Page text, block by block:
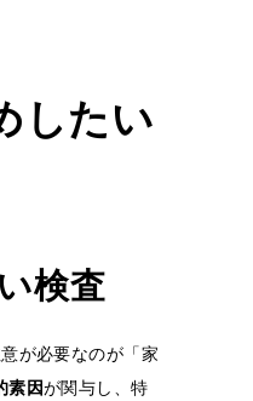
したい
検査
が必要なのが「家
素因が関与し、特